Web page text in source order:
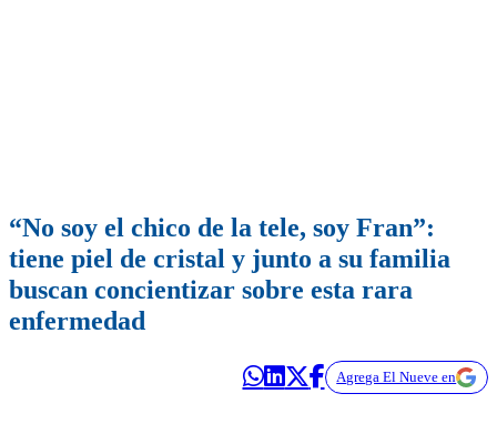
“No soy el chico de la tele, soy Fran”:
tiene piel de cristal y junto a su familia
buscan concientizar sobre esta rara
enfermedad
Agrega El Nueve en